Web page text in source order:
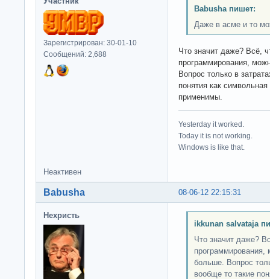
Зарегистрирован: 30-01-10
Сообщений: 2,688
Babusha пишет:
Даже в асме и то
Что значит даже? Всё,
программирования,
Вопрос только в
понятия как
применимы.
Yesterday it worked.
Today it is not working.
Windows is like that.
Неактивен
08-06-12 22:15:31
Babusha
Нехристь
ikkunan salvataja
Что значит даже?
больше. Вопрос
вообще то такие